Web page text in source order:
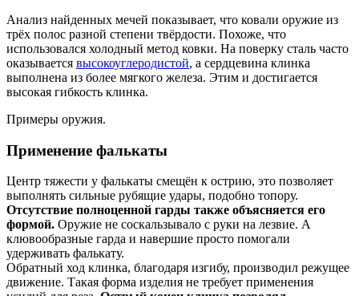
Анализ найденных мечей показывает, что ковали оружие из
трёх полос разной степени твёрдости. Похоже, что
использовался холодный метод ковки. На поверку сталь часто
оказывается высокоуглеродистой, а сердцевина клинка
выполнена из более мягкого железа. Этим и достигается
высокая гибкость клинка.
Примеры оружия.
Применение фалькаты
Центр тяжести у фалькаты смещён к острию, это позволяет
выполнять сильные рубящие удары, подобно топору.
Отсутствие полноценной гарды также объясняется его
формой. Оружие не соскальзывало с руки на лезвие. А
клювообразные гарда и навершие просто помогали
удерживать фалькату.
Обратный ход клинка, благодаря изгибу, производил режущее
движение. Такая форма изделия не требует применения